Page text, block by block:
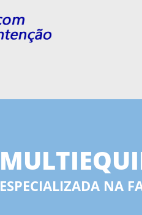
ESPECIALIZADA NA